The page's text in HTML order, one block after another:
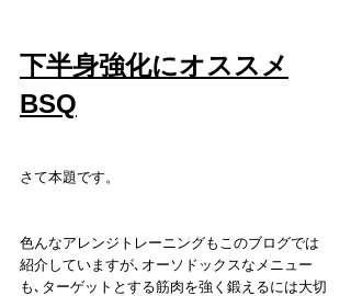
下半身強化にオススメ
BSQ
さて本題です。
色んなアレンジトレーニングもこのブログでは
紹介していますが､オーソドックスなメニュー
も､ターゲットとする筋肉を強く鍛えるには大切